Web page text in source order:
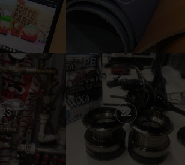
23 22